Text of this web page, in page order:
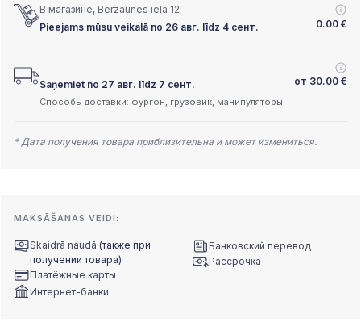
В магазине, Bērzaunes iela 12
Pieejams mūsu veikalā no 26 авг. līdz 4 сент.
0.00 €
Saņemiet no 27 авг. līdz 7 сент. от 30.00 €
Способы доставки: фургон, грузовик, манипуляторы
* Дата получения товара приблизительна и может измениться.
MAKSĀŠANAS VEIDI:
Skaidrā naudā (также при
получении товара)
Платёжные карты
Интернет-банки
Банковский перевод
Рассрочка